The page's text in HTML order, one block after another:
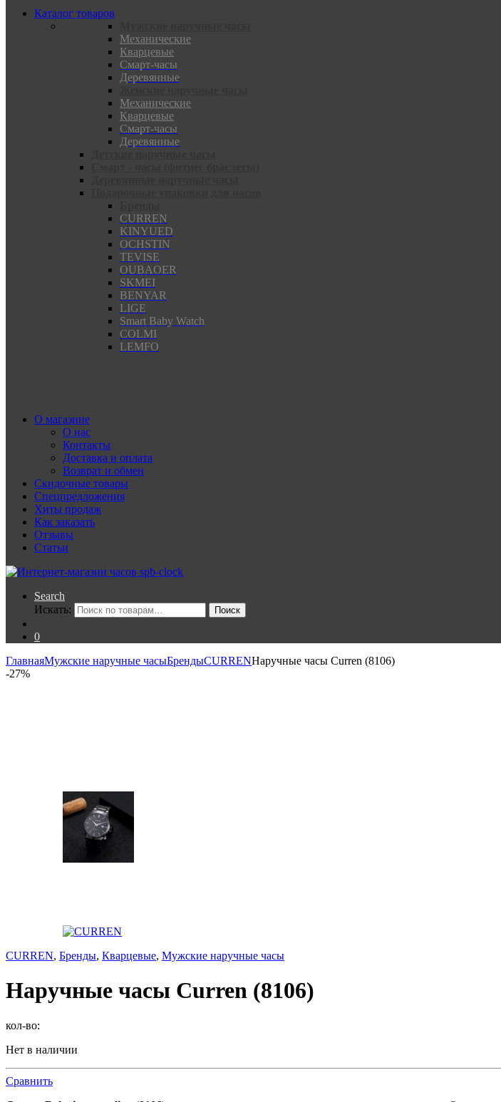
Каталог товаров
Механические
Кварцевые
Смарт-часы
Деревянные
Механические
Кварцевые
Смарт-часы
Деревянные
CURREN
KINYUED
OCHSTIN
TEVISE
OUBAOER
SKMEI
BENYAR
LIGE
Smart Baby Watch
COLMI
LEMFO
О магазине
О нас
Контакты
Доставка и оплата
Возврат и обмен
Скидочные товары
Спецпредложения
Хиты продаж
Как заказать
Отзывы
Статьи
Search
Искать:
Поиск
0
ГлавнаяМужские наручные часыБрендыCURRENНаручные часы Curren (8106)
-27%
CURREN, Бренды, Кварцевые, Мужские наручные часы
Наручные часы Curren (8106)
кол-во:
Нет в наличии
Сравнить